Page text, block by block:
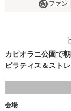
ファン
カピオラニ公園で
ピラティス＆スト
会場